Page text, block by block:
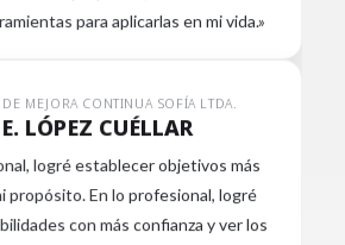
LÓPEZ CUÉLLAR
logré establecer objetivos más
propósito. En lo profesional, logré
con más confianza y ver los